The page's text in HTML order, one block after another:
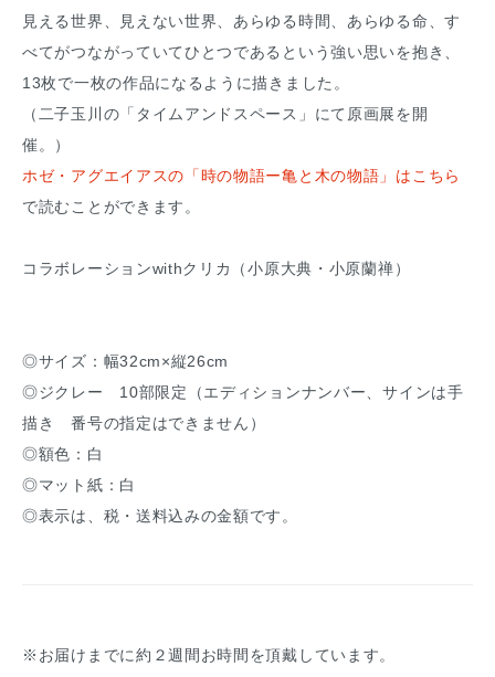
見える世界、見えない世界、あらゆる時間、あらゆる命、す
べてがつながっていてひとつであるという強い思いを抱き、
13枚で一枚の作品になるように描きました。
（二子玉川の「タイムアンドスペース」にて原画展を開
催。）
ホゼ・アグエイアスの「時の物語ー亀と木の物語」はこちら
で読むことができます。
コラボレーションwithクリカ（小原大典・小原蘭禅）
◎サイズ：幅32cm×縦26cm
◎ジクレー 10部限定（エディションナンバー、サインは手
描き 番号の指定はできません）
◎額色：白
◎マット紙：白
◎表示は、税・送料込みの金額です。
※お届けまでに約２週間お時間を頂戴しています。